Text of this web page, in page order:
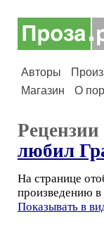
Авторы
Магазин
О
Рецензии
любил
На странице
произведению в
Показывать в